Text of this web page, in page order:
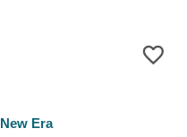
New Era